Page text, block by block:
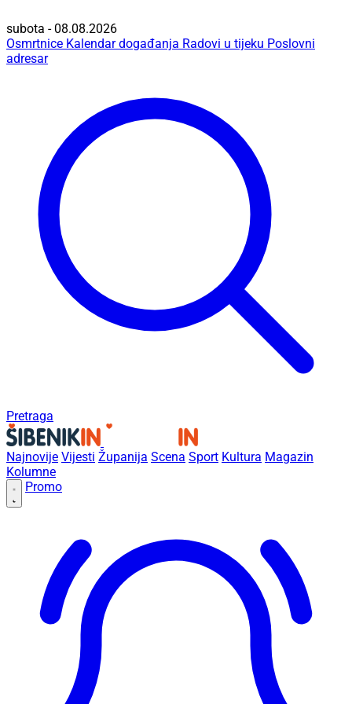
subota - 08.08.2026
Osmrtnice Kalendar događanja Radovi u tijeku Poslovni
adresar
Pretraga
Najnovije Vijesti Županija Scena Sport Kultura Magazin
Kolumne
Promo